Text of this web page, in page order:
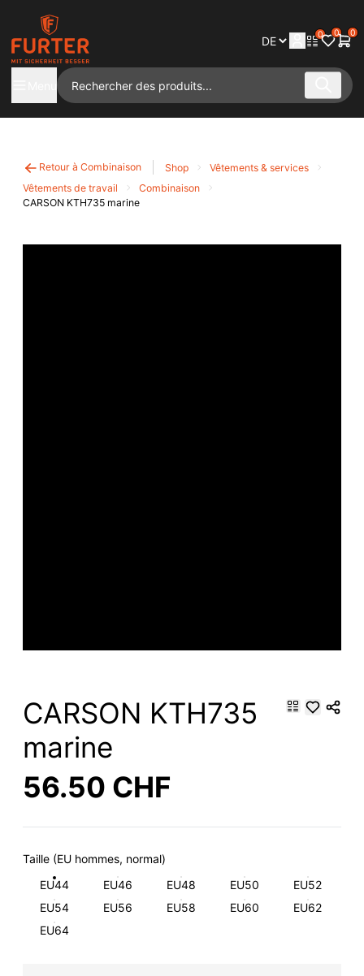
0 0 0
Retour à Combinaison Shop
Vêtements & services
Vêtements de travail
Combinaison
CARSON KTH735 marine
CARSON KTH735
marine
56.50 CHF
Taille (EU hommes, normal)
EU44
EU46 EU48 EU50
EU52
EU54
EU56 EU58 EU60
EU62
EU64